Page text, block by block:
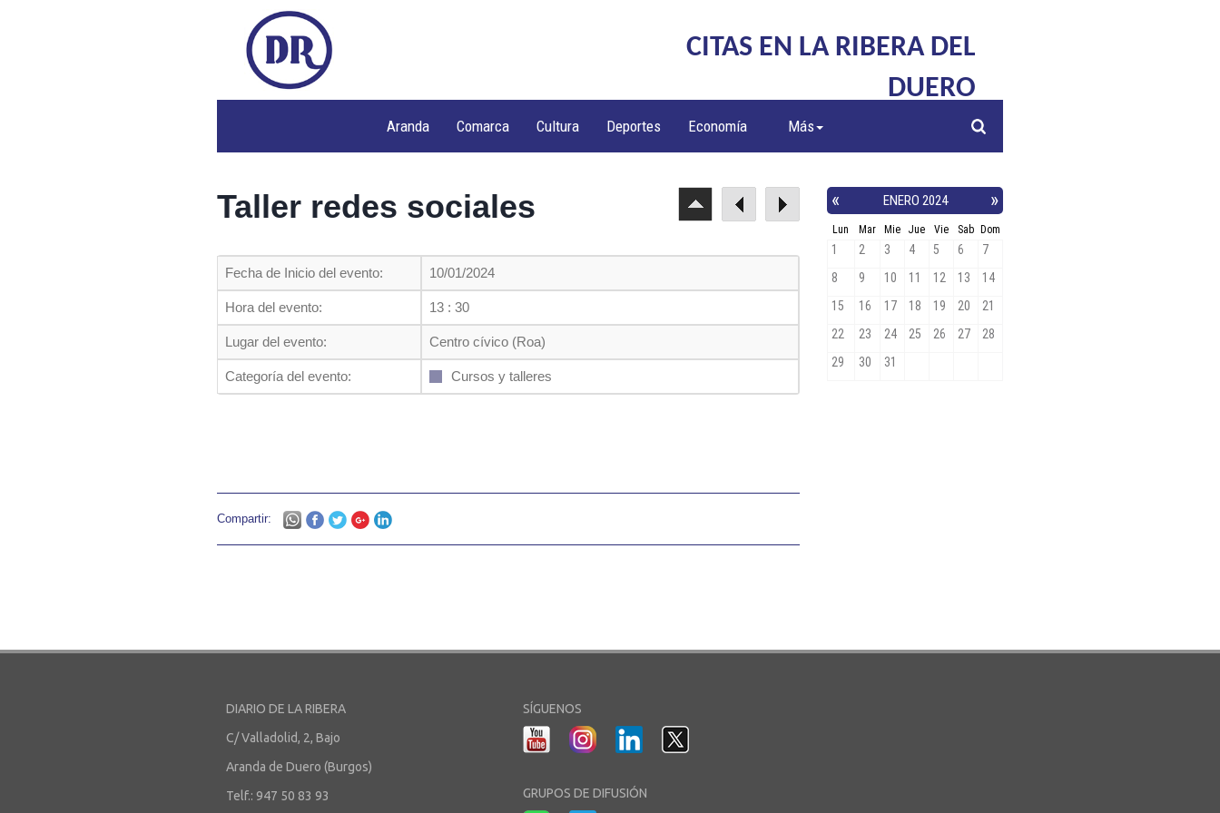
CITAS EN LA RIBERA DEL
DUERO
Aranda Comarca Cultura Deportes Economía Más
Taller redes sociales
Fecha de Inicio del evento: 10/01/2024
Hora del evento: 13 : 30
Lugar del evento: Centro cívico (Roa)
Categoría del evento: Cursos y talleres
Compartir:
DIARIO DE LA RIBERA
C/ Valladolid, 2, Bajo
Aranda de Duero (Burgos)
Telf.: 947 50 83 93
SÍGUENOS
GRUPOS DE DIFUSIÓN